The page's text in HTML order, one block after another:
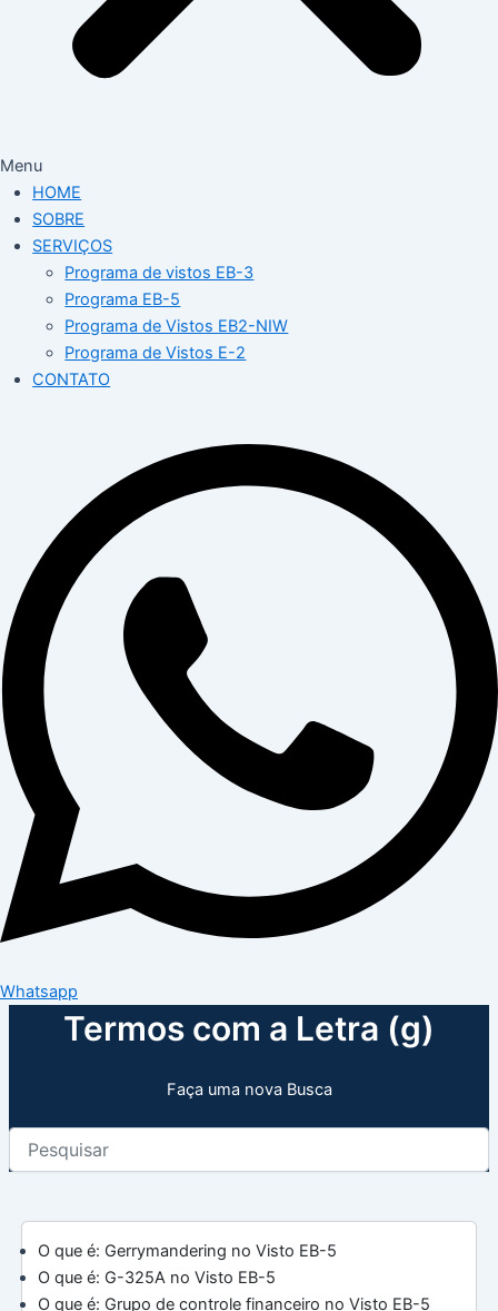
Menu
HOME
SOBRE
SERVIÇOS
Programa de vistos EB-3
Programa EB-5
Programa de Vistos EB2-NIW
Programa de Vistos E-2
CONTATO
Whatsapp
Termos com a Letra (g)
Faça uma nova Busca
O que é: Gerrymandering no Visto EB-5
O que é: G-325A no Visto EB-5
O que é: Grupo de controle financeiro no Visto EB-5